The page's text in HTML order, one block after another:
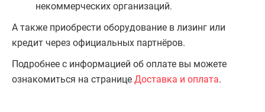
некоммерческих организаций.
А также приобрести оборудование в лизинг или
кредит через официальных партнёров.
Подробнее с информацией об оплате вы можете
ознакомиться на странице Доставка и оплата.